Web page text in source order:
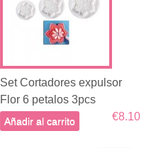
Set Cortadores expulsor
Flor 6 petalos 3pcs
€8.10
Añadir al carrito